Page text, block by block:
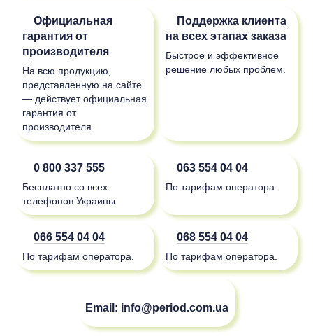
Официальная
гарантия от
производителя
На всю продукцию,
представленную на сайте
— действует официальная
гарантия от
производителя.
Поддержка клиента
на всех этапах заказа
Быстрое и эффективное
решение любых проблем.
0 800 337 555
Бесплатно со всех
телефонов Украины.
063 554 04 04
По тарифам оператора.
066 554 04 04
По тарифам оператора.
068 554 04 04
По тарифам оператора.
Email: info@period.com.ua